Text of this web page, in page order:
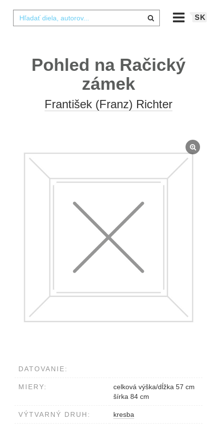
SK
Pohled na Račický
zámek
František (Franz) Richter
DATOVANIE:
MIERY:
celková výška/dĺžka 57 cm
šírka 84 cm
VÝTVARNÝ DRUH: kresba